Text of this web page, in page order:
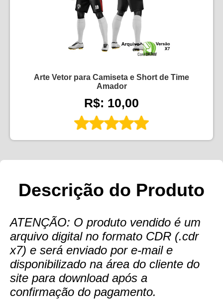
Arte Vetor para Camiseta e Short de Time
Amador
R$: 10,00
Descrição do Produto
ATENÇÃO: O produto vendido é um
arquivo digital no formato CDR (.cdr
x7) e será enviado por e-mail e
disponibilizado na área do cliente do
site para download após a
confirmação do pagamento.